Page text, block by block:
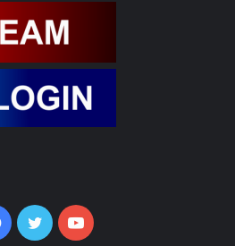
Facebook
TwitterYouTube